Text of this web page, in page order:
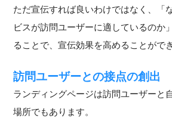
ただ宣伝すれば良いわけではなく、「
ビスが訪問ユーザーに適しているのか
ることで、宣伝効果を高めることがで
訪問ユーザーとの接点の創出
ランディングページは訪問ユーザーと
場所でもあります。